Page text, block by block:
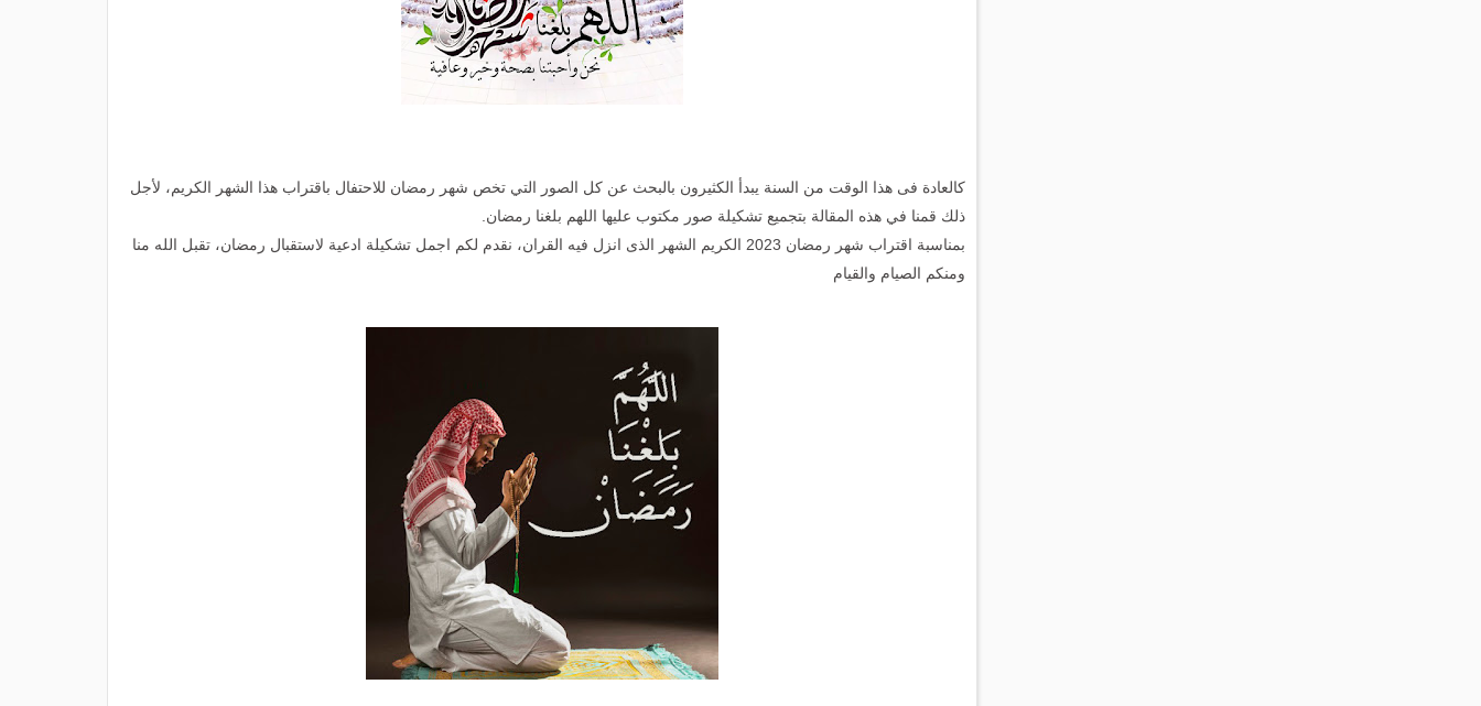
كالعادة فى هذا الوقت من السنة يبدأ الكثيرون بالبحث عن كل الصور التي تخص شهر رمضان للاحتفال باقتراب هذا الشهر الكريم، لأجل
ذلك قمنا في هذه المقالة بتجميع تشكيلة صور مكتوب عليها اللهم بلغنا رمضان.
بمناسبة اقتراب شهر رمضان 2023 الكريم الشهر الذى انزل فيه القران، نقدم لكم اجمل تشكيلة ادعية لاستقبال رمضان، تقبل الله منا
ومنكم الصيام والقيام